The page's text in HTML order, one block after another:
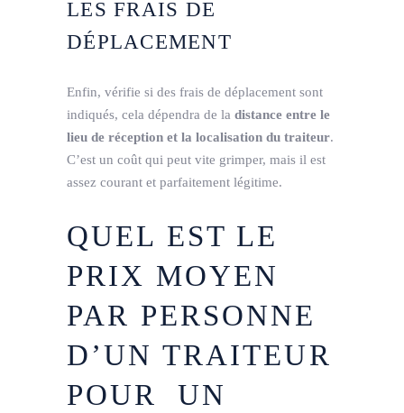
LES FRAIS DE
DÉPLACEMENT
Enfin, vérifie si des frais de déplacement sont
indiqués, cela dépendra de la distance entre le
lieu de réception et la localisation du traiteur.
C’est un coût qui peut vite grimper, mais il est
assez courant et parfaitement légitime.
QUEL EST LE
PRIX MOYEN
PAR PERSONNE
D’UN TRAITEUR
POUR UN